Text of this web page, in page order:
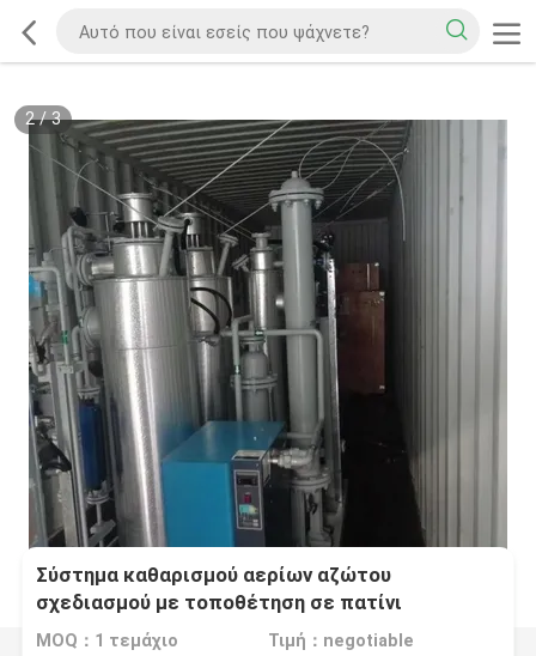
2/3
Σύστημα καθαρισμού αερίων αζώτου
σχεδιασμού με τοποθέτηση σε πατίνι
5Nm3/Hr~5500Nm3/Hr
MOQ：1 τεμάχιο Τιμή：negotiable